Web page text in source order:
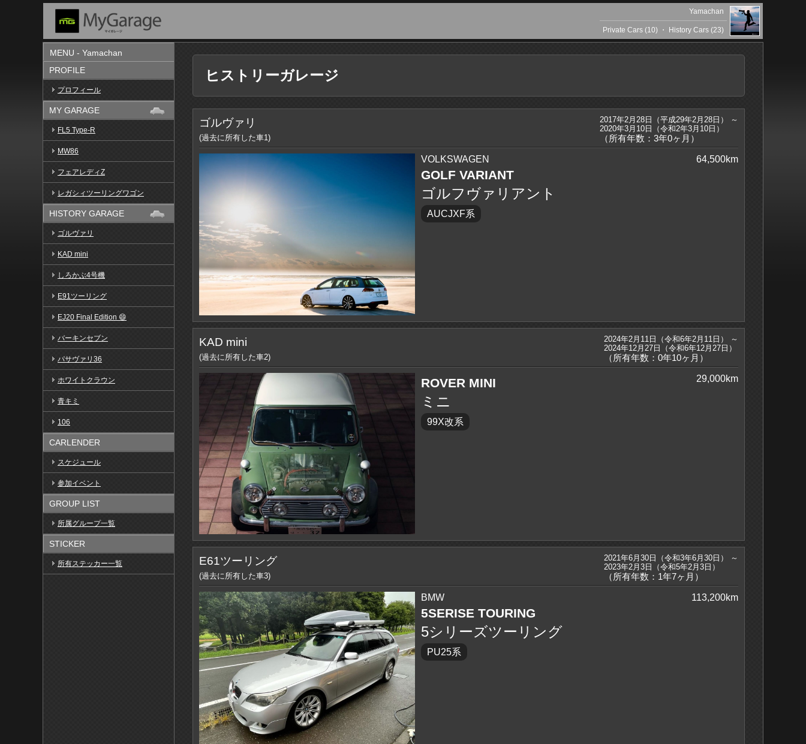
Yamachan
Private Cars (10) ・ History Cars (23)
MENU - Yamachan
PROFILE
プロフィール
MY GARAGE
FL5 Type-R
MW86
フェアレディZ
レガシィツーリングワゴン
HISTORY GARAGE
ゴルヴァリ
KAD mini
しろかぶ4号機
E91ツーリング
EJ20 Final Edition 😄
バーキンセブン
パサヴァリ36
ホワイトクラウン
青キミ
106
CARLENDER
スケジュール
参加イベント
GROUP LIST
所属グループ一覧
STICKER
所有ステッカー一覧
ヒストリーガレージ
ゴルヴァリ
(過去に所有した車1)
2017年2月28日（平成29年2月28日） ～
2020年3月10日（令和2年3月10日）
（所有年数：3年0ヶ月）
64,500km
VOLKSWAGEN
GOLF VARIANT
ゴルフヴァリアント
AUCJXF系
KAD mini
(過去に所有した車2)
2024年2月11日（令和6年2月11日） ～
2024年12月27日（令和6年12月27日）
（所有年数：0年10ヶ月）
29,000km
ROVER MINI
ミニ
99X改系
E61ツーリング
(過去に所有した車3)
2021年6月30日（令和3年6月30日） ～
2023年2月3日（令和5年2月3日）
（所有年数：1年7ヶ月）
113,200km
BMW
5SERISE TOURING
5シリーズツーリング
PU25系